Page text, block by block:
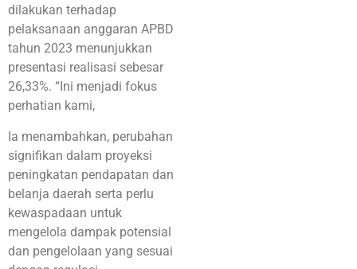
dilakukan terhadap
pelaksanaan anggaran APBD
tahun 2023 menunjukkan
presentasi realisasi sebesar
26,33%. “Ini menjadi fokus
perhatian kami,
Ia menambahkan, perubahan
signifikan dalam proyeksi
peningkatan pendapatan dan
belanja daerah serta perlu
kewaspadaan untuk
mengelola dampak potensial
dan pengelolaan yang sesuai